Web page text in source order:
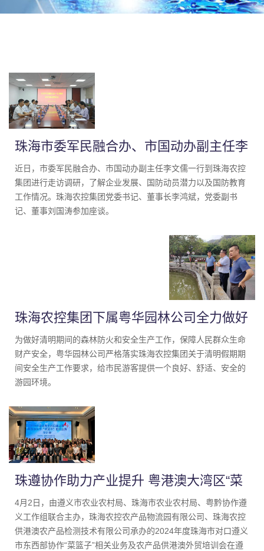
珠海市委军民融合办、市国动办副主任李
文儒一行到珠海农控集团调研座谈
近日，市委军民融合办、市国动办副主任李文儒一行到珠海农控
集团进行走访调研，了解企业发展、国防动员潜力以及国防教育
工作情况。珠海农控集团党委书记、董事长李鸿斌，党委副书
记、董事刘国涛参加座谈。
珠海农控集团下属粤华园林公司全力做好
清明期间森林防火工作
为做好清明期间的森林防火和安全生产工作，保障人民群众生命
财产安全，粤华园林公司严格落实珠海农控集团关于清明假期期
间安全生产工作要求，给市民游客提供一个良好、舒适、安全的
游园环境。
珠遵协作助力产业提升 粤港澳大湾区“菜
篮子”相关业务培训会在遵义召开
4月2日，由遵义市农业农村局、珠海市农业农村局、粤黔协作遵
义工作组联合主办，珠海农控农产品物流园有限公司、珠海农控
供港澳农产品检测技术有限公司承办的2024年度珠海市对口遵义
市东西部协作“菜篮子”相关业务及农产品供港澳外贸培训会在遵